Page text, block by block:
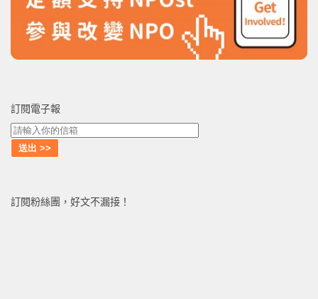
訂閱電子報
訂閱粉絲團，好文不漏接！